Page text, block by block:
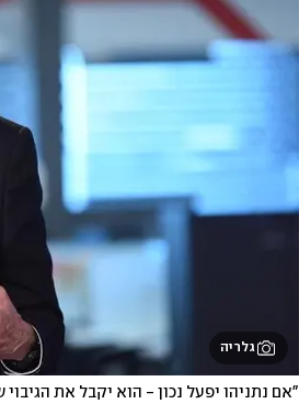
גלריה
"אם נתניהו יפעל נכון - הוא יקבל את הגיבוי